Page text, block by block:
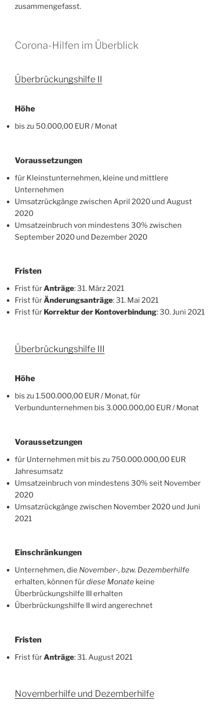
zusammengefasst.
Corona-Hilfen im Überblick
Überbrückungshilfe II
Höhe
bis zu 50.000,00 EUR / Monat
Voraussetzungen
für Kleinstunternehmen, kleine und mittlere
Unternehmen
Umsatzrückgänge zwischen April 2020 und August
2020
Umsatzeinbruch von mindestens 30% zwischen
September 2020 und Dezember 2020
Fristen
Frist fürAnträge: 31. März 2021
Frist fürÄnderungsanträge: 31. Mai 2021
Frist für Korrektur der Kontoverbindung: 30. Juni 2021
Überbrückungshilfe III
Höhe
bis zu 1.500.000,00 EUR / Monat, für
Verbundunternehmen bis 3.000.000,00 EUR / Monat
Voraussetzungen
für Unternehmen mit bis zu 750.000.000,00 EUR
Jahresumsatz
Umsatzeinbruch von mindestens 30% seit November
2020
Umsatzrückgänge zwischen November 2020 und Juni
2021
Einschränkungen
Unternehmen, die November-, bzw. Dezemberhilfe
erhalten, können fürdiese Monate keine
Überbrückungshilfe III erhalten
Überbrückungshilfe II wird angerechnet
Fristen
Frist fürAnträge: 31. August 2021
Novemberhilfe und Dezemberhilfe